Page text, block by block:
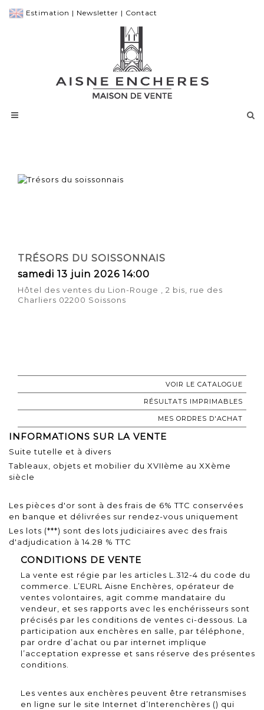
Estimation | Newsletter | Contact
TRÉSORS DU SOISSONNAIS
samedi 13 juin 2026 14:00
Hôtel des ventes du Lion-Rouge , 2 bis, rue des
Charliers 02200 Soissons
VOIR LE CATALOGUE
RÉSULTATS IMPRIMABLES
MES ORDRES D'ACHAT
INFORMATIONS SUR LA VENTE
Suite tutelle et à divers
Tableaux, objets et mobilier du XVIIème au XXème
siècle
Les pièces d'or sont à des frais de 6% TTC conservées
en banque et délivrées sur rendez-vous uniquement
Les lots (***) sont des lots judiciaires avec des frais
d'adjudication à 14.28 % TTC
CONDITIONS DE VENTE
La vente est régie par les articles L.312-4 du code du
commerce. L’EURL Aisne Enchères, opérateur de
ventes volontaires, agit comme mandataire du
vendeur, et ses rapports avec les enchérisseurs sont
précisés par les conditions de ventes ci-dessous. La
participation aux enchères en salle, par téléphone,
par ordre d’achat ou par internet implique
l’acceptation expresse et sans réserve des présentes
conditions.
Les ventes aux enchères peuvent être retransmises
en ligne sur le site Internet d’Interenchères () qui